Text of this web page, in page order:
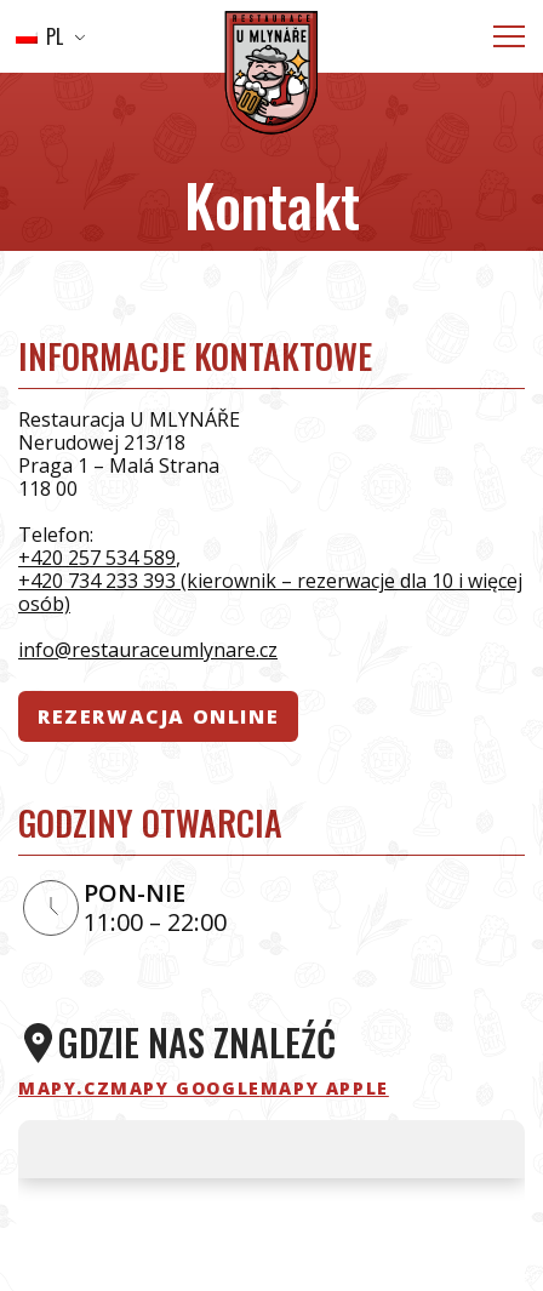
WSTĘP
MENU
ŻYWNOŚCIOWY
GALERIA
PL
Kontakt
INFORMACJE KONTAKTOWE
Restauracja U MLYNÁŘE
Nerudowej 213/18
Praga 1 – Malá Strana
118 00
Telefon:
+420 257 534 589,
+420 734 233 393 (kierownik – rezerwacje dla 10 i więcej
osób)
info@restauraceumlynare.cz
REZERWACJA ONLINE
GODZINY OTWARCIA
PON-NIE
11:00 – 22:00
GDZIE NAS ZNALEŹĆ
MAPY.CZMAPY GOOGLE MAPY APPLE